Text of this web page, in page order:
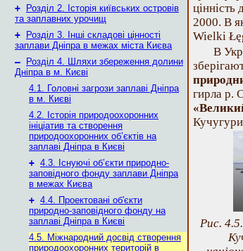
+
Розділ 2. Історія київських островів
та заплавних урочищ
+
Розділ 3. Інші складові цінності
заплави Дніпра в межах міста Києва
–
Розділ 4. Шляхи збереження долини
Дніпра в м. Києві
4.1. Головні загрози заплаві Дніпра
в м. Києві
4.2. Історія природоохоронних
ініціатив та створення
природоохоронних об’єктів на
заплаві Дніпра в Києві
+ 4.3. Існуючі об’єкти природно-
заповідного фонду заплави Дніпра
в межах Києва
+ 4.4. Проектовані об'єкти
природно-заповідного фонду на
заплаві Дніпра в Києві
4.5. Міжнародний досвід створення
природоохоронних територій в
цінність
2000. В
Wielki
В
гирла р.
Рис.